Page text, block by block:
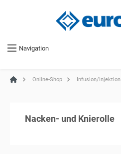
Navigation
Online-Shop Infusion/Injektion
Nacken- und Knierolle